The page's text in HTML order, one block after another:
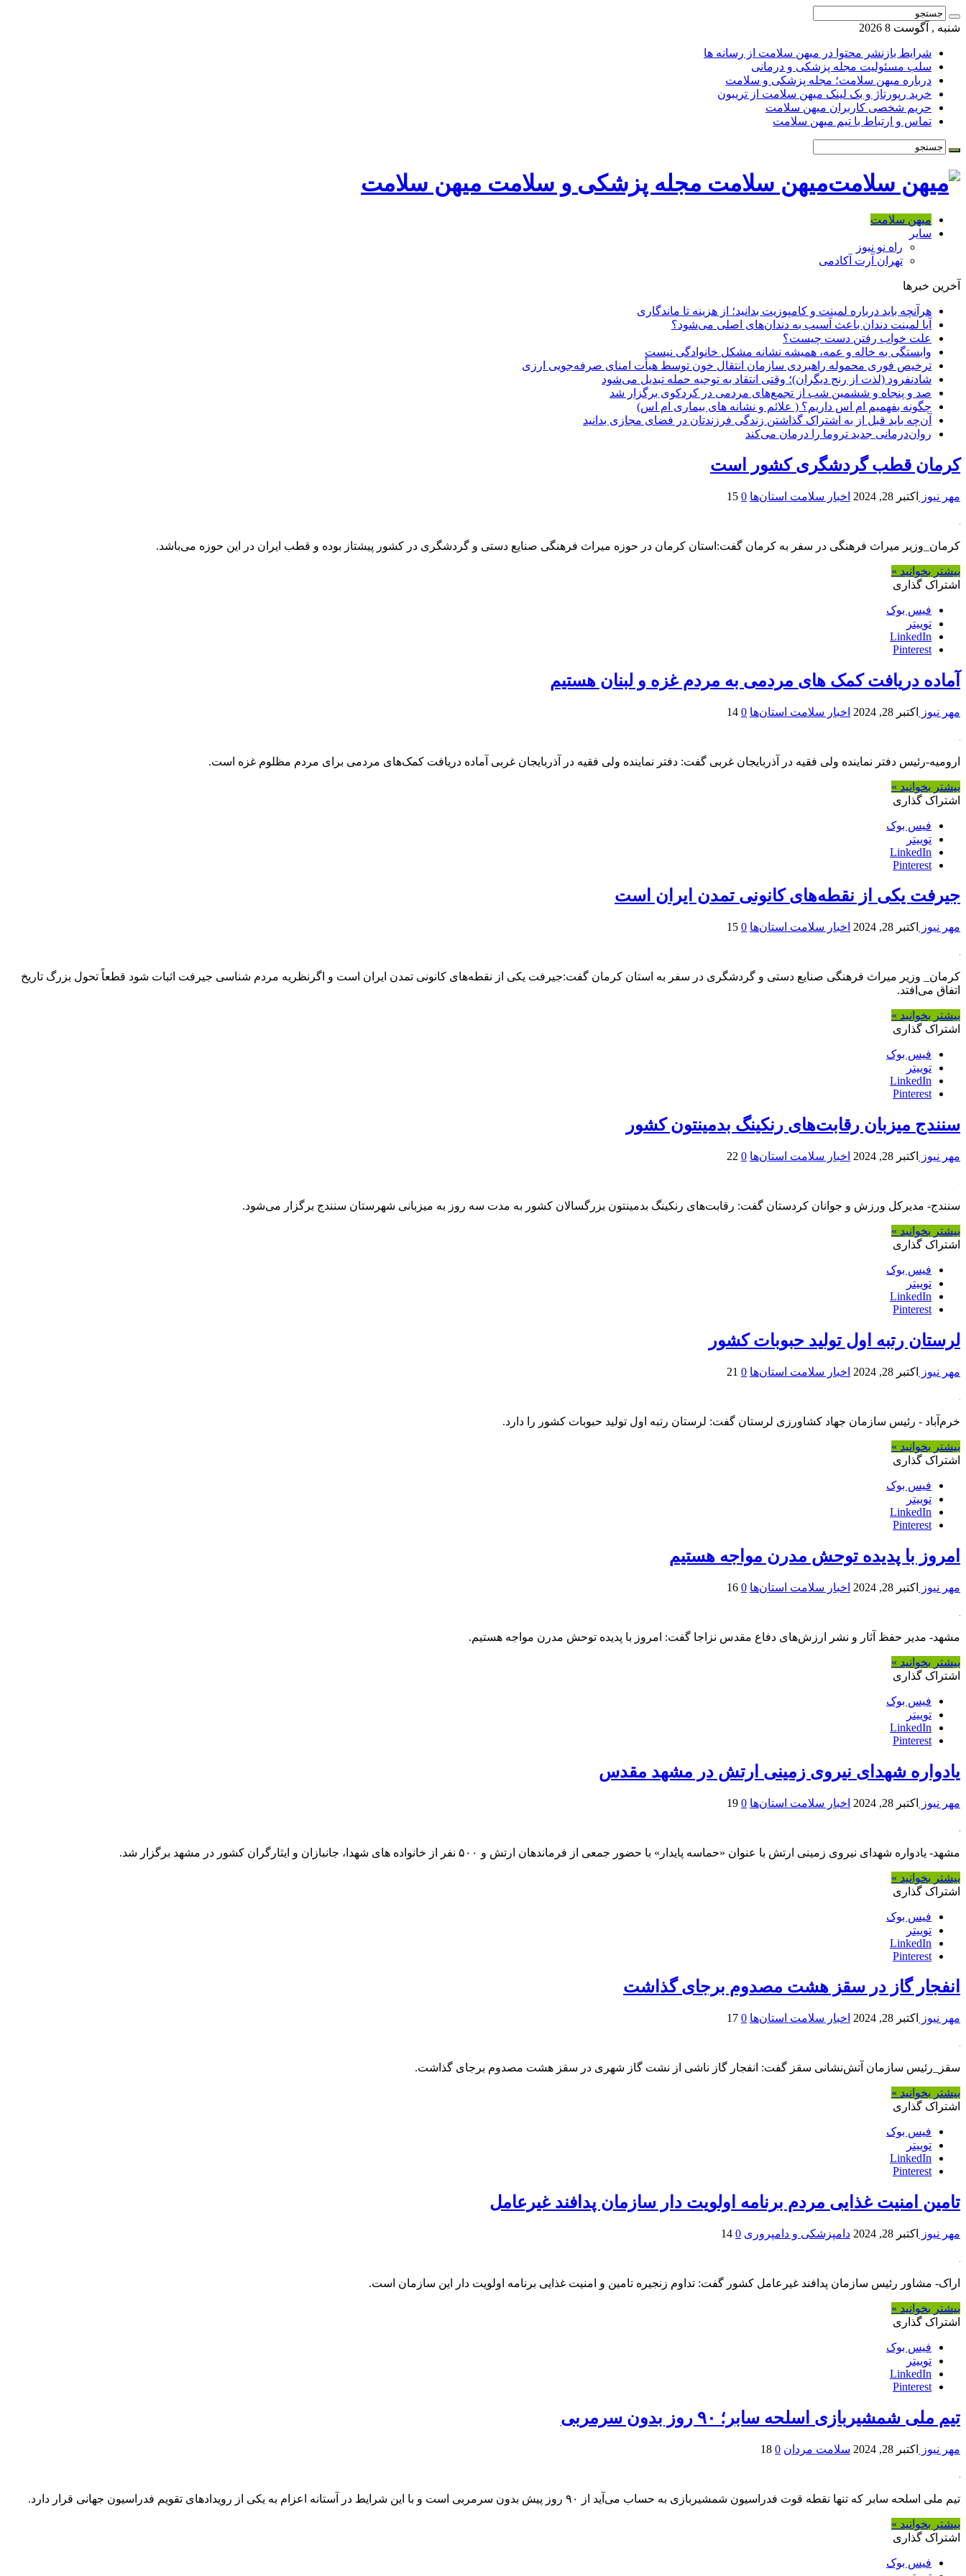
شنبه , آگوست 8 2026
شرایط بازنشر محتوا در میهن سلامت از رسانه ها
سلب مسئولیت مجله پزشکی و درمانی
درباره میهن سلامت؛ مجله پزشکی و سلامت
خرید رپورتاژ و بک لینک میهن سلامت از تریبون
حریم شخصی کاربران میهن سلامت
تماس و ارتباط با تیم میهن سلامت
میهن سلامت مجله پزشکی و سلامت میهن سلامت
میهن سلامت
سایر
راه نو نیوز
تهران آرت آکادمی
آخرین خبرها
هرآنچه باید درباره لمینت و کامپوزیت بدانید؛ از هزینه تا ماندگاری
آیا لمینت دندان باعث آسیب به دندان‌های اصلی می‌شود؟
علت خواب رفتن دست چیست؟
وابستگی به خاله و عمه، همیشه نشانه مشکل خانوادگی نیست
ترخیص فوری محموله راهبردی سازمان انتقال خون توسط هیأت امنای صرفه‌جویی ارزی
شادنفرود (لذت از رنج دیگران)؛ وقتی انتقاد به توجیه حمله تبدیل می‌شود
صد و پنجاه‌ و ششمین شب از تجمع‌های مردمی در کردکوی برگزار شد
چگونه بفهمیم ام اس داریم؟ ( علائم و نشانه های بیماری ام اس)
آن‌چه باید قبل از به اشتراک گذاشتن زندگی فرزندتان در فضای مجازی بدانید
روان‌درمانی جدید تروما را درمان می‌کند
کرمان قطب گردشگری کشور است
مهر نیوز اکتبر 28, 2024 اخبار سلامت استان‌ها 0
15
کرمان_وزیر میراث فرهنگی در سفر به کرمان گفت:استان کرمان در حوزه میراث فرهنگی صنایع دستی و گردشگری در کشور پیشتاز بوده و قطب ایران در این حوزه می‌باشد.
بیشتر بخوانید »
اشتراک گذاری
فیس بوک
توییتر
LinkedIn
Pinterest
آماده دریافت کمک های مردمی به مردم غزه و لبنان هستیم
مهر نیوز اکتبر 28, 2024 اخبار سلامت استان‌ها 0
14
ارومیه-رئیس دفتر نماینده ولی فقیه در آذربایجان غربی گفت: دفتر نماینده ولی فقیه در آذربایجان غربی آماده دریافت کمک‌های مردمی برای مردم مظلوم غزه است.
بیشتر بخوانید »
اشتراک گذاری
فیس بوک
توییتر
LinkedIn
Pinterest
جیرفت یکی از نقطه‌های کانونی تمدن ایران است
مهر نیوز اکتبر 28, 2024 اخبار سلامت استان‌ها 0
15
کرمان_ وزیر میراث فرهنگی صنایع دستی و گردشگری در سفر به استان کرمان گفت:جیرفت یکی از نقطه‌های کانونی تمدن ایران است و اگرنظریه مردم شناسی جیرفت اثبات شود قطعاً تحول بزرگ تاریخ
اتفاق می‌افتد.
بیشتر بخوانید »
اشتراک گذاری
فیس بوک
توییتر
LinkedIn
Pinterest
سنندج میزبان رقابت‌های رنکینگ بدمینتون کشور
مهر نیوز اکتبر 28, 2024 اخبار سلامت استان‌ها 0
22
سنندج- مدیرکل ورزش و جوانان کردستان گفت: رقابت‌های رنکینگ بدمینتون بزرگسالان کشور به مدت سه روز به میزبانی شهرستان سنندج برگزار می‌شود.
بیشتر بخوانید »
اشتراک گذاری
فیس بوک
توییتر
LinkedIn
Pinterest
لرستان رتبه اول تولید حبوبات کشور
مهر نیوز اکتبر 28, 2024 اخبار سلامت استان‌ها 0
21
خرم‌آباد - رئیس سازمان جهاد کشاورزی لرستان گفت: لرستان رتبه اول تولید حبوبات کشور را دارد.
بیشتر بخوانید »
اشتراک گذاری
فیس بوک
توییتر
LinkedIn
Pinterest
امروز با پدیده توحش مدرن مواجه هستیم
مهر نیوز اکتبر 28, 2024 اخبار سلامت استان‌ها 0
16
مشهد- مدیر حفظ آثار و نشر ارزش‌های دفاع مقدس نزاجا گفت: امروز با پدیده توحش مدرن مواجه هستیم.
بیشتر بخوانید »
اشتراک گذاری
فیس بوک
توییتر
LinkedIn
Pinterest
یادواره شهدای نیروی زمینی ارتش در مشهد مقدس
مهر نیوز اکتبر 28, 2024 اخبار سلامت استان‌ها 0
19
مشهد- یادواره شهدای نیروی زمینی ارتش با عنوان «حماسه پایدار» با حضور جمعی از فرماندهان ارتش و ۵۰۰ نفر از خانواده های شهدا، جانبازان و ایثارگران کشور در مشهد برگزار شد.
بیشتر بخوانید »
اشتراک گذاری
فیس بوک
توییتر
LinkedIn
Pinterest
انفجار گاز در سقز هشت مصدوم برجای گذاشت
مهر نیوز اکتبر 28, 2024 اخبار سلامت استان‌ها 0
17
سقز_رئیس سازمان آتش‌نشانی سقز گفت: انفجار گاز ناشی از نشت گاز شهری در سقز هشت مصدوم برجای گذاشت.
بیشتر بخوانید »
اشتراک گذاری
فیس بوک
توییتر
LinkedIn
Pinterest
تامین امنیت غذایی مردم برنامه اولویت دار سازمان پدافند غیرعامل
مهر نیوز اکتبر 28, 2024 دامپزشکی و دامپروری 0
14
اراک- مشاور رئیس سازمان پدافند غیرعامل کشور گفت: تداوم زنجیره تامین و امنیت غذایی برنامه اولویت دار این سازمان است.
بیشتر بخوانید »
اشتراک گذاری
فیس بوک
توییتر
LinkedIn
Pinterest
تیم ملی شمشیربازی اسلحه سابر؛ ۹۰ روز بدون سرمربی
مهر نیوز اکتبر 28, 2024 سلامت مردان 0
18
تیم ملی اسلحه سابر که تنها نقطه قوت فدراسیون شمشیربازی به حساب می‌آید از ۹۰ روز پیش بدون سرمربی است و با این شرایط در آستانه اعزام به یکی از رویدادهای تقویم فدراسیون جهانی قرار دارد.
بیشتر بخوانید »
اشتراک گذاری
فیس بوک